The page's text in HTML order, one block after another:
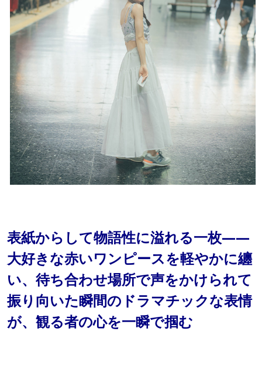
表紙からして物語性に溢れる一枚——
大好きな赤いワンピースを軽やかに纏
い、待ち合わせ場所で声をかけられて
振り向いた瞬間のドラマチックな表情
が、観る者の心を一瞬で掴む